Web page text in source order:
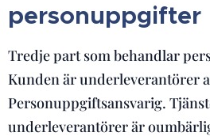
personuppgifter
Tredje part som behandlar
Kunden är underleverantörer
Personuppgiftsansvarig.
underleverantörer är